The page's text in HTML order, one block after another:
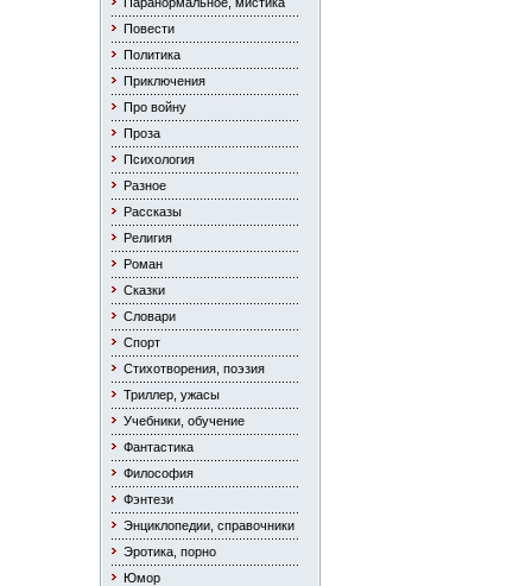
Повести
Политика
Приключения
Про войну
Проза
Психология
Разное
Рассказы
Религия
Роман
Сказки
Словари
Спорт
Стихотворения, поэзия
Триллер, ужасы
Учебники, обучение
Фантастика
Философия
Фэнтези
Энциклопедии, справочники
Эротика, порно
Юмор